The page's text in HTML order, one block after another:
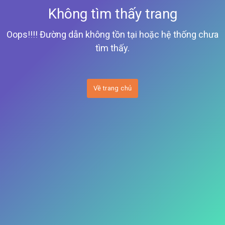
Không tìm thấy trang
Oops!!!! Đường dẫn không tồn tại hoặc hệ thống chưa
tìm thấy.
Về trang chủ